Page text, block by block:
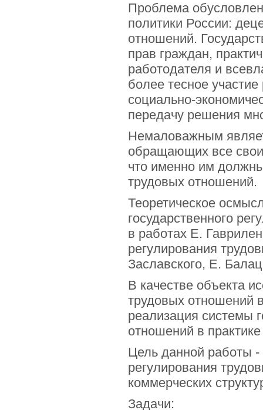
Проблема
политики России:
отношений.
прав граждан,
работодателя и
более тесное
социально-
передачу решения
Немаловажным
обращающих все свои
что именно им
трудовых отношений.
Теоретическое
государственного
в работах Е.
регулирования
Заславского, Е.
В качестве объекта
трудовых отношений
реализация системы
отношений в
Цель данной работы -
регулирования
коммерческих
Задачи: